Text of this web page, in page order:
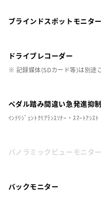
ブラインドスポットモニタ
ドライブレコーダー
※ 記録媒体(SDカード等)は別途
ペダル踏み間違い急発進抑
ｲﾝﾃﾘｼﾞｪﾝﾄｸﾘｱﾗﾝｽｿﾅｰ・ｽﾏｰﾄｱｼｽﾄ
パノラミックビューモニタ
バックモニター